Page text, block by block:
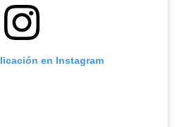
en Instagram